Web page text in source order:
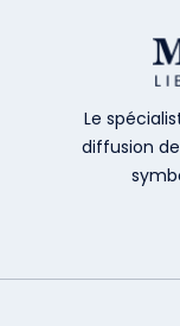
Le
diffusion